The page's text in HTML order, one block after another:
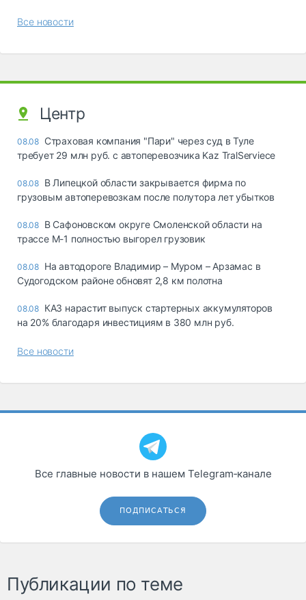
Все новости
Центр
08.08 Страховая компания "Пари" через суд в Туле
требует 29 млн руб. с автоперевозчика Kaz TralServiece
08.08 В Липецкой области закрывается фирма по
грузовым автоперевозкам после полутора лет убытков
08.08 В Сафоновском округе Смоленской области на
трассе М-1 полностью выгорел грузовик
08.08 На автодороге Владимир – Муром – Арзамас в
Судогодском районе обновят 2,8 км полотна
08.08 КАЗ нарастит выпуск стартерных аккумуляторов
на 20% благодаря инвестициям в 380 млн руб.
Все новости
Все главные новости в нашем Telegram‑канале
ПОДПИСАТЬСЯ
Публикации по теме